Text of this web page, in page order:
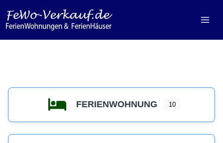
Inhalt
springen
FERIENWOHNUNG 10